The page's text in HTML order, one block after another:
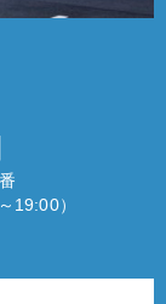
19:00）